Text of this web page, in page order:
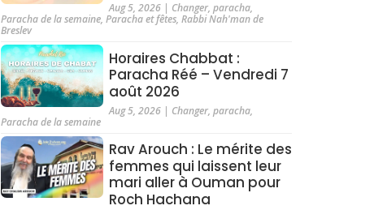
Aug 5, 2026| Changer, paracha,
Paracha de la semaine,Paracha et fêtes,Rabbi Nah'man de
Breslev
Horaires Chabbat :
Paracha Réé – Vendredi 7
août 2026
Aug 5, 2026| Changer, paracha,
Paracha de la semaine
Rav Arouch : Le mérite des
femmes qui laissent leur
mari aller à Ouman pour
Roch Hachana